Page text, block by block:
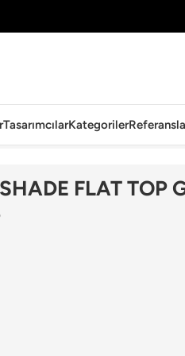
TasarımcılarKategoriler
›TULIPE HURRICANE SHADE
FLAT TOP